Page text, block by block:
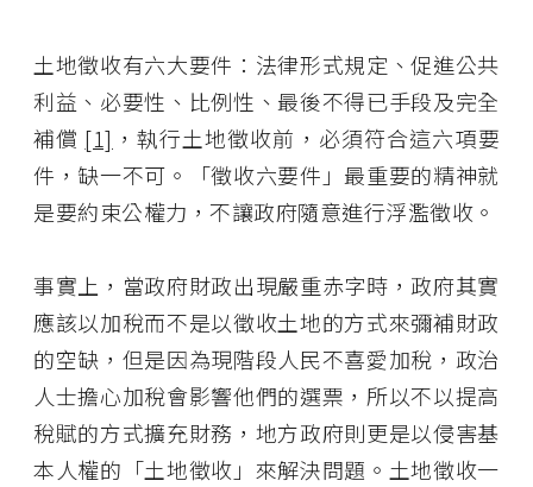
土地徵收有六大要件：法律形式規定、促進公共
利益、必要性、比例性、最後不得已手段及完全
補償 [1] ，執行土地徵收前，必須符合這六項要
件，缺一不可。「徵收六要件」最重要的精神就
是要約束公權力，不讓政府隨意進行浮濫徵收。
事實上，當政府財政出現嚴重赤字時，政府其實
應該以加稅而不是以徵收土地的方式來彌補財政
的空缺，但是因為現階段人民不喜愛加稅，政治
人士擔心加稅會影響他們的選票，所以不以提高
稅賦的方式擴充財務，地方政府則更是以侵害基
本人權的「土地徵收」來解決問題。土地徵收一